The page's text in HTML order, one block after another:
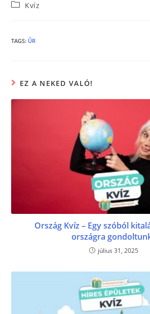
c
b
o
k
er
Kvíz
TAGS: ŰR
EZ A NEKED VALÓ!
Ország Kvíz – Egy szóból
országra
július 31, 2025